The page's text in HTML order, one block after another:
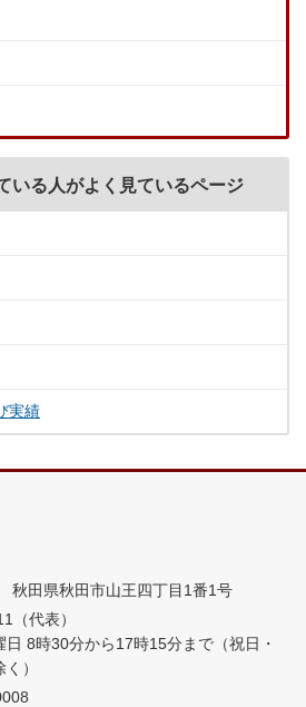
いる人がよく見ているページ
実績
田県秋田市山王四丁目1番1号
（代表）
日 8時30分から17時15分まで （祝日・
）